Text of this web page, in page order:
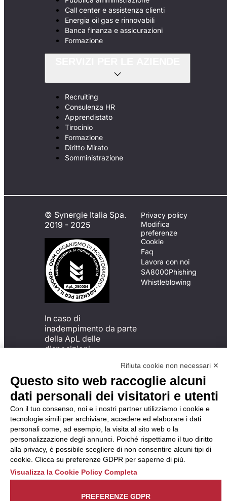
Call center e assistenza clienti
Energia oil gas e rinnovabili
Banca finanza e assicurazioni
Formazione
Recruiting
Consulenza HR
Apprendistato
Tirocinio
Formazione
Diritto Mirato
Somministrazione
© Synergie Italia Spa.
2019 - 2025
In caso di
inadempimento da parte
della ApL delle
disposizioni
possibile presentare un
reclamo
all’Organismo di
Monitoraggio utilizzando
una delle modalità
descritte al seguente
indirizzo web
https://odm-
agenzielavoro.it/reclami/.
Privacy policy
Modifica
preferenze
Cookie
Faq
Lavora con noi
SA8000Phishing
Whistleblowing
Rifiuta cookie non necessari ✕
Questo sito web raccoglie alcuni
dati personali dei visitatori e utenti
Con il tuo consenso, noi e i nostri partner utilizziamo i cookie e
tecnologie simili per archiviare, accedere ed elaborare i dati
personali come, ad esempio, la visita al sito web o la
personalizzazione degli annunci. Poiché rispettiamo il tuo diritto
alla privacy, è possibile scegliere di non consentire alcuni tipi di
cookie. Clicca su preferenze GDPR per saperne di più.
Visualizza la Cookie Policy Completa
PREFERENZE GDPR